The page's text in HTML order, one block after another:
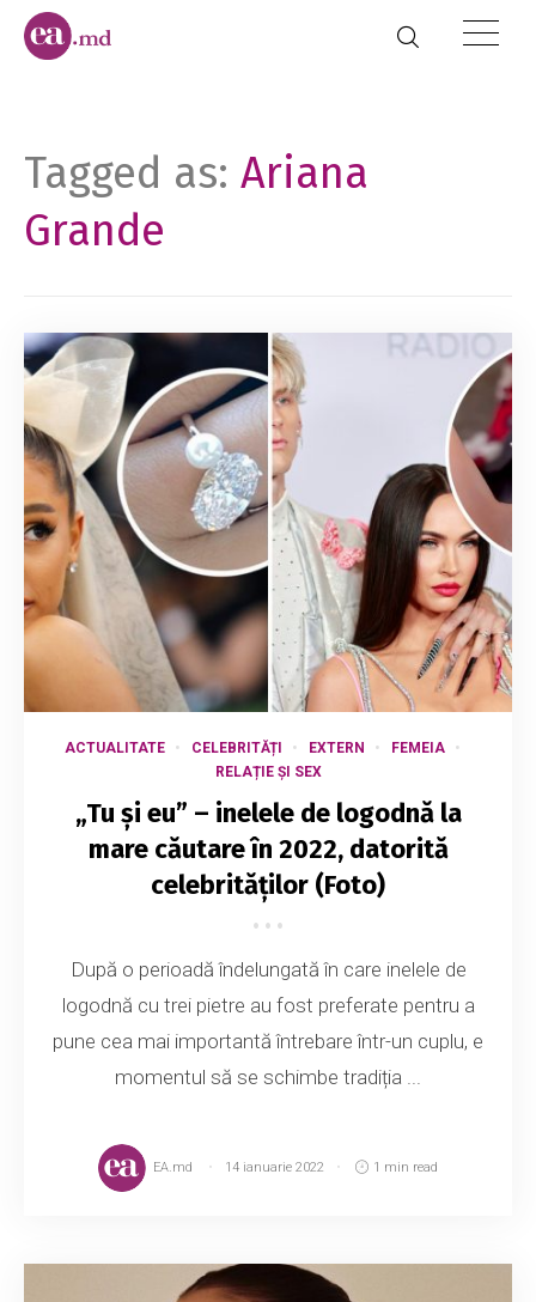
Tagged as: Ariana
Grande
ACTUALITATE CELEBRITĂȚI EXTERN
FEMEIA
RELAȚIE ȘI SEX
„Tu și eu” – inelele de logodnă la
mare căutare în 2022, datorită
celebrităților (Foto)
După o perioadă îndelungată în care inelele de
logodnă cu trei pietre au fost preferate pentru a
pune cea mai importantă întrebare într-un cuplu, e
momentul să se schimbe tradiția ...
EA.md 14 ianuarie 2022 1 min read